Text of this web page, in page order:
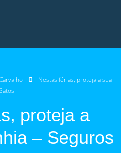
Nestas férias, proteja a sua
proteja a
– Seguros